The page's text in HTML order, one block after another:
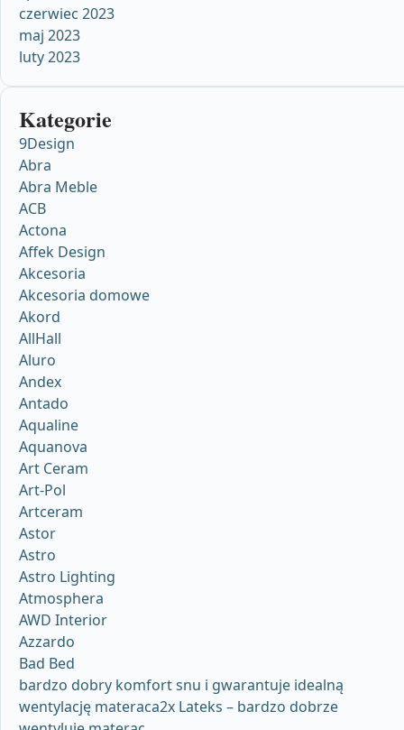
czerwiec 2023
maj 2023
luty 2023
Kategorie
9Design
Abra
Abra Meble
ACB
Actona
Affek Design
Akcesoria
Akcesoria domowe
Akord
AllHall
Aluro
Andex
Antado
Aqualine
Aquanova
Art Ceram
Art-Pol
Artceram
Astor
Astro
Astro Lighting
Atmosphera
AWD Interior
Azzardo
Bad Bed
bardzo dobry komfort snu i gwarantuje idealną
wentylację materaca2x Lateks – bardzo dobrze